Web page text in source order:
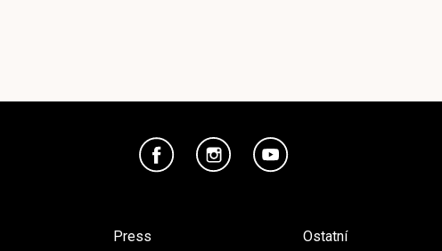
Press
Ostatní